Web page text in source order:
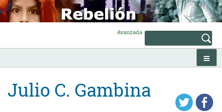
Skip
to
content
Avanzada
Julio C. Gambina